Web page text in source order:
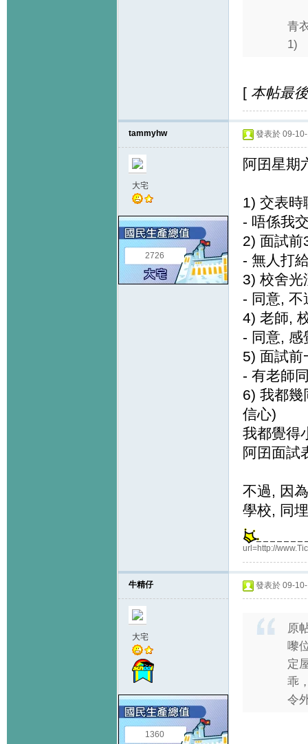
青
1)
[ 本帖最
tammyhw
大宅
2726
發表於 09-
阿囝星期
1) 交表時
- 唔係我
2) 面試前
- 無人打
3) 校舍光
- 同意, 不
4) 老師,
- 同意, 感
5) 面試前
- 有老師
6) 我都幾
信心)
我都覺得
阿囝面試
不過, 因
學校, 同
url=http://
牛精仔
大宅
1360
發表於 09-
原
嚟
定
乖
令